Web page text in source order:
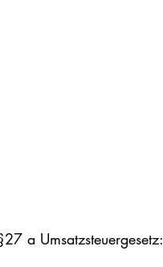
a Umsatzsteuergesetz: